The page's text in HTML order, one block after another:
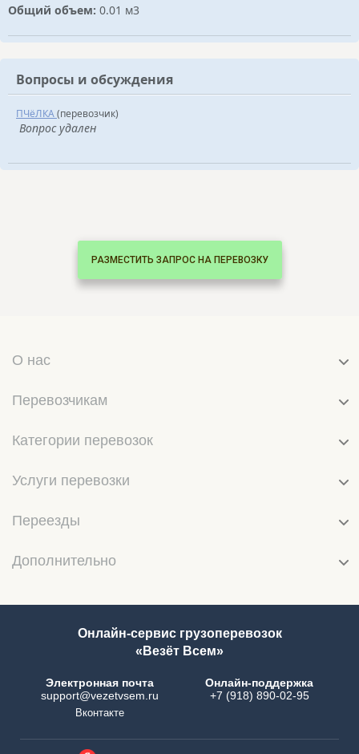
Общий объем: 0.01 м3
Вопросы и обсуждения
ПЧёЛКА(перевозчик)
Вопрос удален
РАЗМЕСТИТЬ ЗАПРОС НА ПЕРЕВОЗКУ
О нас
Перевозчикам
Категории перевозок
Услуги перевозки
Переезды
Дополнительно
Онлайн-сервис грузоперевозок
«Везёт Всем»
Электронная почта
support@vezetvsem.ru
Вконтакте
Онлайн-поддержка
+7 (918) 890-02-95